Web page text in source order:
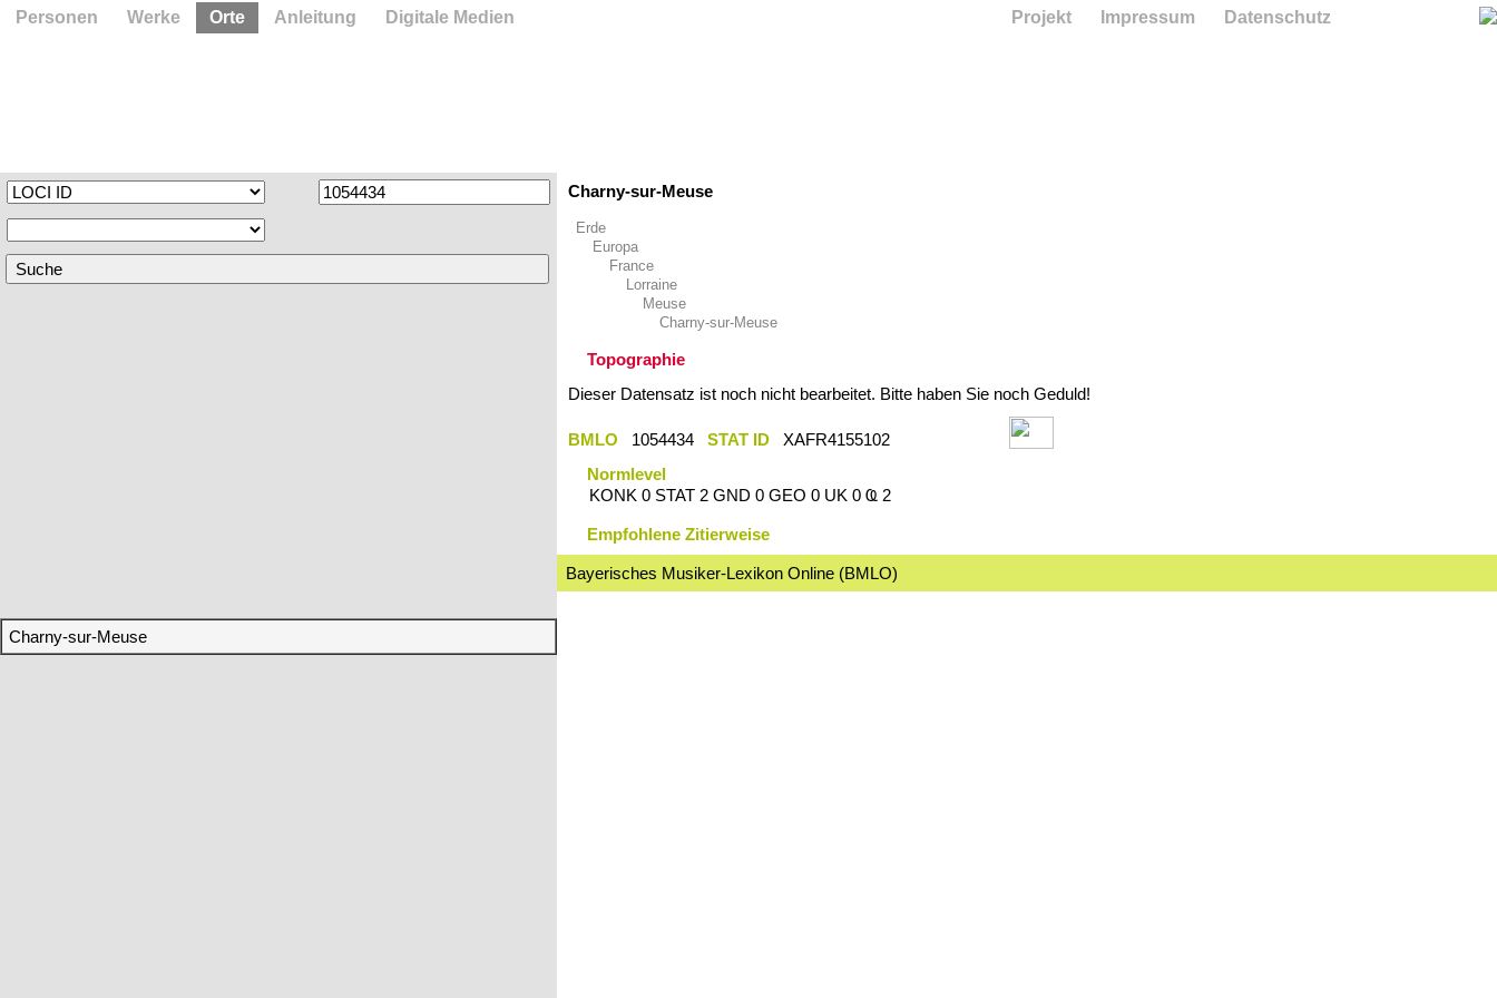
Charny-sur-Meuse
Charny-sur-Meuse
Erde
Europa
France
Lorraine
Meuse
Charny-sur-Meuse
Topographie
Dieser Datensatz ist noch nicht bearbeitet. Bitte haben Sie noch Geduld!
BMLO 1054434 STAT ID
XAFR4155102
Normlevel
KONK 0 STAT 2 GND 0 GEO 0 UK 0 Ҩ 2
Empfohlene Zitierweise
Bayerisches Musiker-Lexikon Online (BMLO)
Personen Werke Orte Anleitung Digitale Medien Projekt Impressum Datenschutz